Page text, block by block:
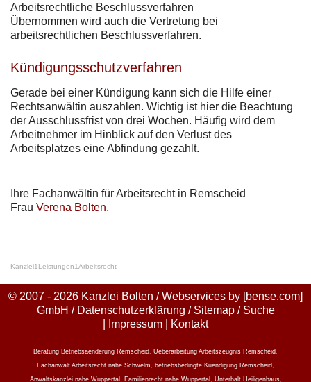
Arbeitsrechtliche Beschlussverfahren
Übernommen wird auch die Vertretung bei
arbeitsrechtlichen Beschlussverfahren.
Kündigungsschutzverfahren
Gerade bei einer Kündigung kann sich die Hilfe einer
Rechtsanwältin auszahlen. Wichtig ist hier die Beachtung
der Ausschlussfrist von drei Wochen. Häufig wird dem
Arbeitnehmer im Hinblick auf den Verlust des
Arbeitsplatzes eine Abfindung gezahlt.
Ihre Fachanwältin für Arbeitsrecht in Remscheid
Frau Verena Bolten.
Kanzlei1 Leistungen1Arbeitsrecht
© 2007 - 2026 Kanzlei Bolten / Webservices by [bense.com]
GmbH / Datenschutzerklärung / Sitemap/ Suche
Impressum Kontakt
Beratung Betriebsaenderung Remscheid Ueberarbeitung Arbeitszeugnis Remscheid
Fachanwalt Arbeitsrecht nahe Schwelm
betriebsbedingte Kuendigung Remscheid
Anwaltskanzlei nahe Wuppertal
Familienrecht nahe Wuppertal Unterhalt Heiligenhaus,